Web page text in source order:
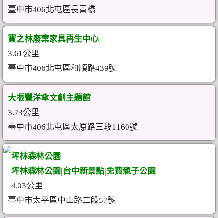
臺中市406北屯區長青橋
寶之林廢棄家具再生中心
3.61公里
臺中市406北屯區和順路439號
大振豐洋傘文創主題館
3.73公里
臺中市406北屯區太原路三段1160號
坪林森林公園
坪林森林公園|台中新景點|免費親子公園
4.03公里
臺中市太平區中山路二段57號